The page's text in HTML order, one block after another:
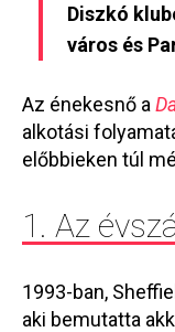
Diszkó
város és
Az énekesnő a
alkotási
előbbieken túl
1. Az
1993-ban,
aki bemutatta